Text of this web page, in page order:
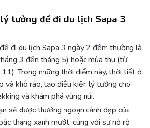
tưởng để đi du lịch Sapa 3
đi du lịch Sapa 3 ngày 2 đêm thường là
3 đến tháng 5) hoặc mùa thu (từ
Trong những thời điểm này, thời tiết ở
và khô ráo, tạo điều kiện lý tưởng cho
và khám phá vùng núi.
sẽ được thưởng ngoạn cảnh đẹp của
thang xanh mướt, cùng với sự nở rộ